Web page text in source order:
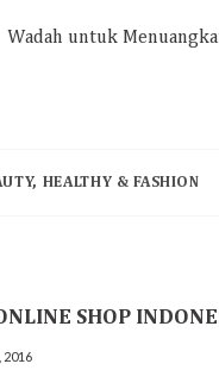
Wadah untuk
HEALTHY & FASHION
SHOP
2016